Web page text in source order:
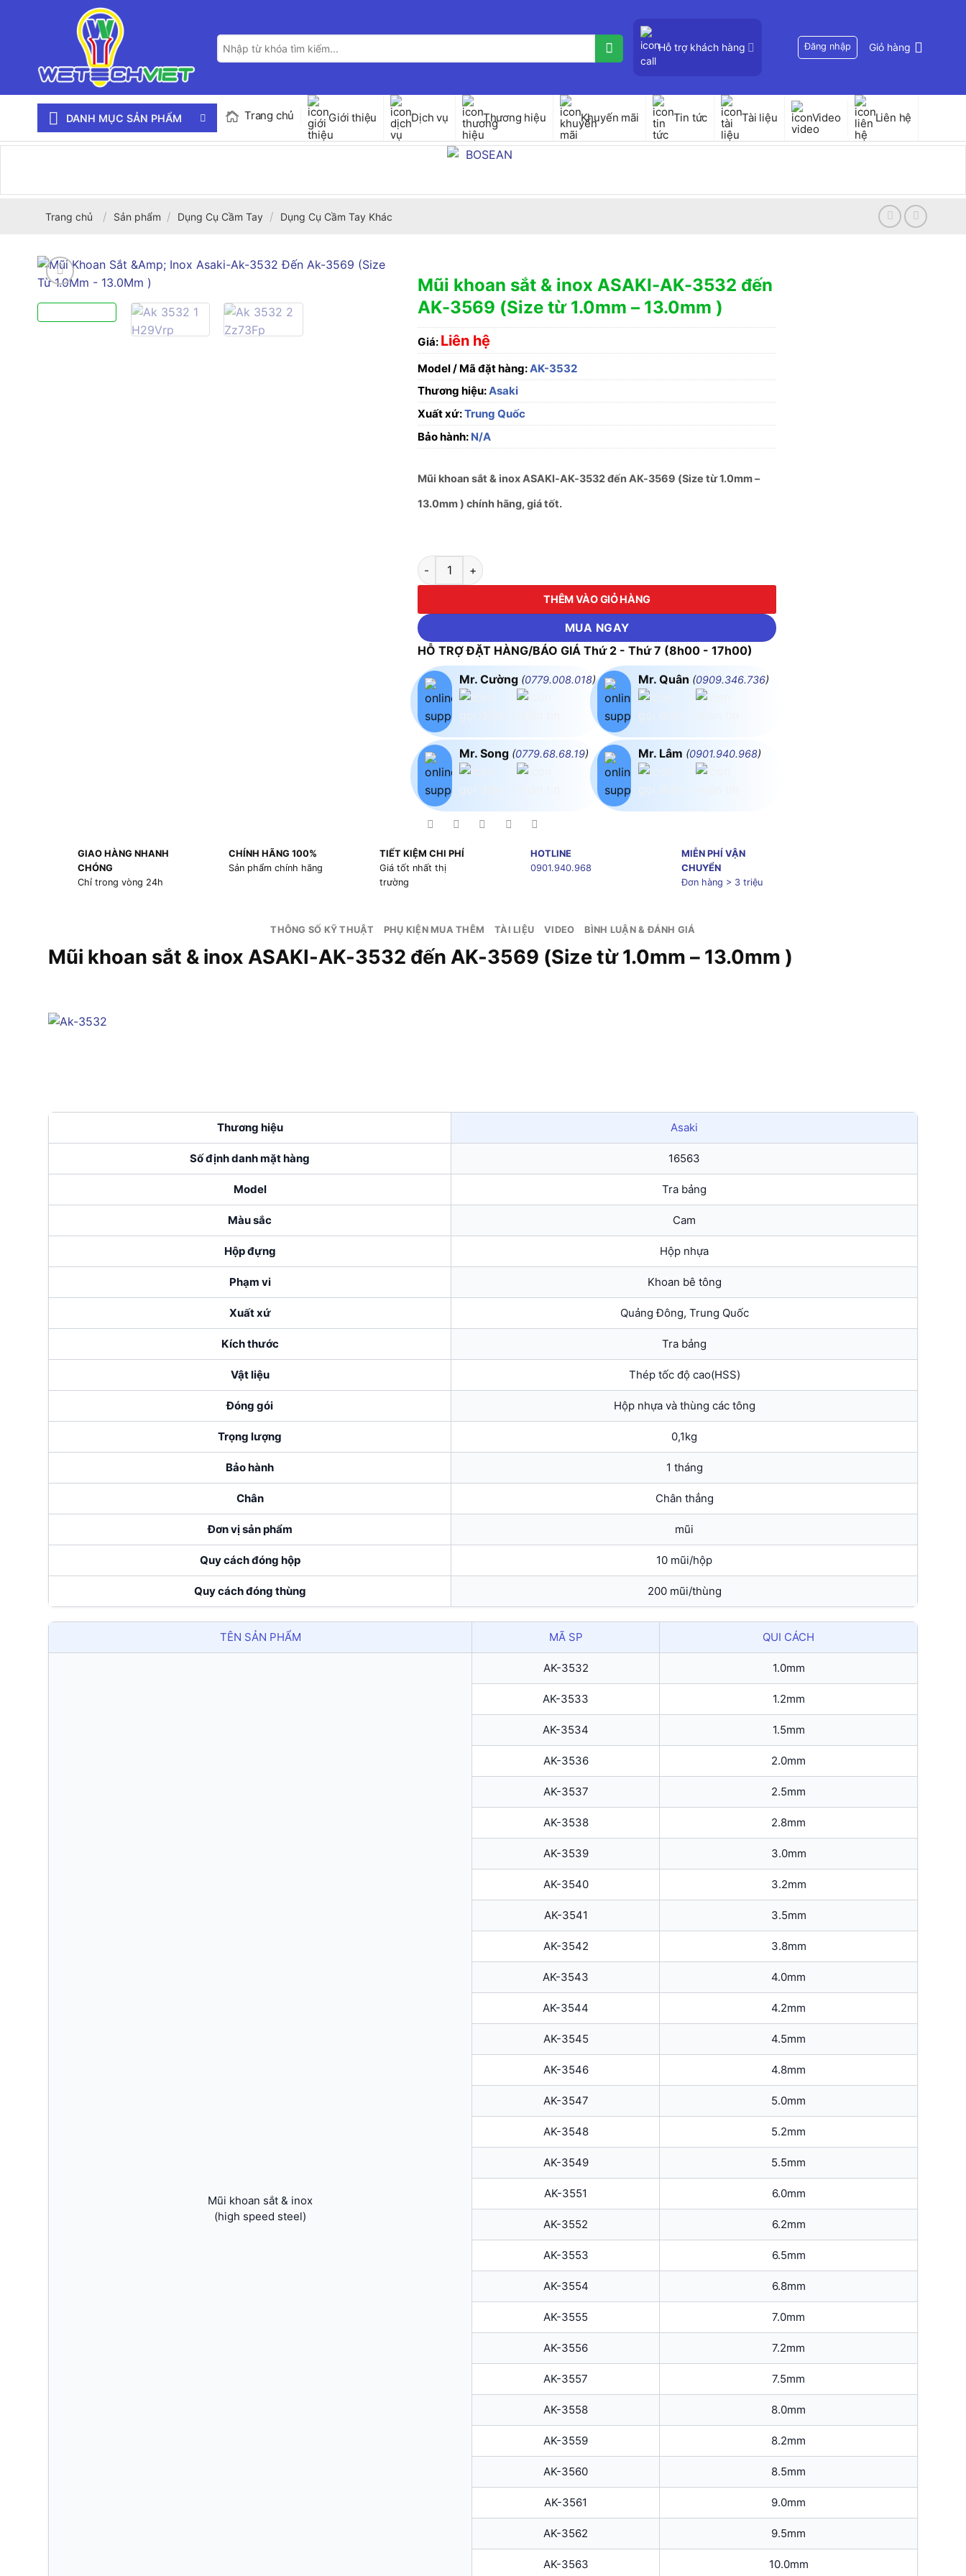
Tìm
kiếm:
Hỗ trợ khách hàng Đăng nhập Giỏ hàng
DANH MỤC SẢN PHẨM Trang chủ Giới thiệu Dịch vụ Thương hiệu Khuyến mãi Tin tức Tài liệu Video Liên hệ
Trang chủ / Sản phẩm / Dụng Cụ Cầm Tay / Dụng Cụ Cầm Tay Khác
Mũi khoan sắt & inox ASAKI-AK-3532 đến
AK-3569 (Size từ 1.0mm – 13.0mm )
Giá: Liên hệ
Model / Mã đặt hàng:AK-3532
Thương hiệu:Asaki
Xuất xứ:Trung Quốc
Bảo hành: N/A
Mũi khoan sắt & inox ASAKI-AK-3532 đến AK-3569 (Size từ 1.0mm –
13.0mm ) chính hãng, giá tốt.
Mũi khoan sắt & inox ASAKI-AK-3532 đến AK-3569 (Size từ 1.0mm - 13.0mm ) số lượng
THÊM VÀO GIỎ HÀNG
MUA NGAY
HỖ TRỢ ĐẶT HÀNG/BÁO GIÁ Thứ 2 - Thứ 7 (8h00 - 17h00)
Mr. Cường (0779.008.018)
Mr. Song (0779.68.68.19)
Mr. Quân (0909.346.736)
Mr. Lâm (0901.940.968)
GIAO HÀNG NHANH
CHÓNG
Chỉ trong vòng 24h
CHÍNH HÃNG 100%
Sản phẩm chính hãng
TIẾT KIỆM CHI PHÍ
Giá tốt nhất thị
trường
HOTLINE
0901.940.968
MIỄN PHÍ VẬN
CHUYỂN
Đơn hàng > 3 triệu
THÔNG SỐ KỸ THUẬT PHỤ KIỆN MUA THÊM TÀI LIỆU VIDEO BÌNH LUẬN & ĐÁNH GIÁ
Mũi khoan sắt & inox ASAKI-AK-3532 đến AK-3569 (Size từ 1.0mm – 13.0mm )
Thương hiệu Asaki
Số định danh mặt hàng 16563
Model Tra bảng
Màu sắc Cam
Hộp đựng Hộp nhựa
Phạm vi Khoan bê tông
Xuất xứ Quảng Đông, Trung Quốc
Kích thước Tra bảng
Vật liệu Thép tốc độ cao(HSS)
Đóng gói Hộp nhựa và thùng các tông
Trọng lượng 0,1kg
Bảo hành 1 tháng
Chân Chân thẳng
Đơn vị sản phẩm mũi
Quy cách đóng hộp 10 mũi/hộp
Quy cách đóng thùng 200 mũi/thùng
TÊN SẢN PHẨM MÃ SP QUI CÁCH
Mũi khoan sắt & inox
(high speed steel)
AK-3532 1.0mm
AK-3533 1.2mm
AK-3534 1.5mm
AK-3536 2.0mm
AK-3537 2.5mm
AK-3538 2.8mm
AK-3539 3.0mm
AK-3540 3.2mm
AK-3541 3.5mm
AK-3542 3.8mm
AK-3543 4.0mm
AK-3544 4.2mm
AK-3545 4.5mm
AK-3546 4.8mm
AK-3547 5.0mm
AK-3548 5.2mm
AK-3549 5.5mm
AK-3551 6.0mm
AK-3552 6.2mm
AK-3553 6.5mm
AK-3554 6.8mm
AK-3555 7.0mm
AK-3556 7.2mm
AK-3557 7.5mm
AK-3558 8.0mm
AK-3559 8.2mm
AK-3560 8.5mm
AK-3561 9.0mm
AK-3562 9.5mm
AK-3563 10.0mm